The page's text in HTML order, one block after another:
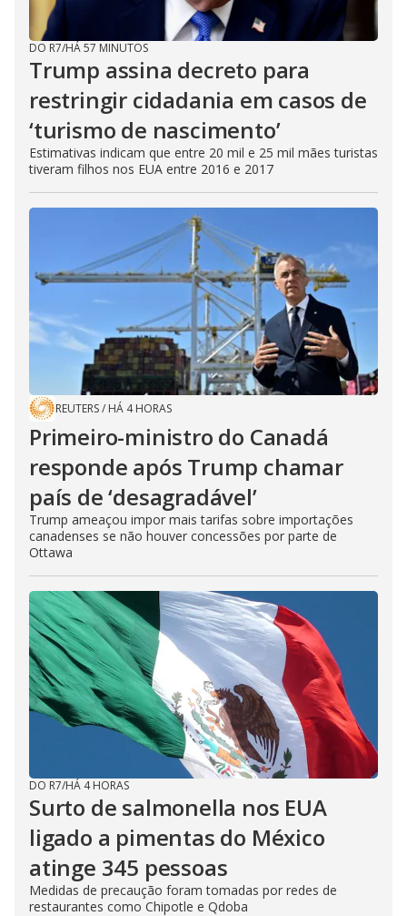
DO R7/HÁ 57 MINUTOS
Trump assina decreto para
restringir cidadania em casos de
‘turismo de nascimento’
Estimativas indicam que entre 20 mil e 25 mil mães turistas
tiveram filhos nos EUA entre 2016 e 2017
REUTERS/ HÁ 4 HORAS
Primeiro-ministro do Canadá
responde após Trump chamar
país de ‘desagradável’
Trump ameaçou impor mais tarifas sobre importações
canadenses se não houver concessões por parte de
Ottawa
DO R7/HÁ 4 HORAS
Surto de salmonella nos EUA
ligado a pimentas do México
atinge 345 pessoas
Medidas de precaução foram tomadas por redes de
restaurantes como Chipotle e Qdoba